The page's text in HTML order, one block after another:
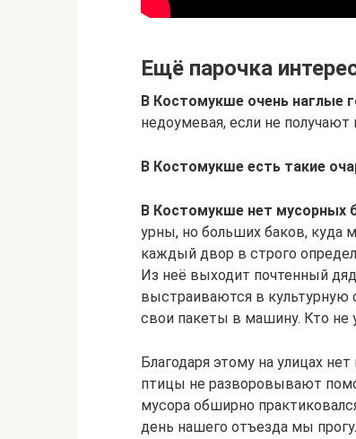
Ещё парочка
В Костомукше очень наглые
недоумевая, если не получают
В Костомукше есть такие
В Костомукше нет мусорных
урны, но больших баков, куда
каждый двор в строго
Из неё выходит почтенный
выстраиваются в культурную
свои пакеты в машину. Кто не
Благодаря этому на улицах
птицы не разворовывают
мусора обширно
день нашего отъезда мы